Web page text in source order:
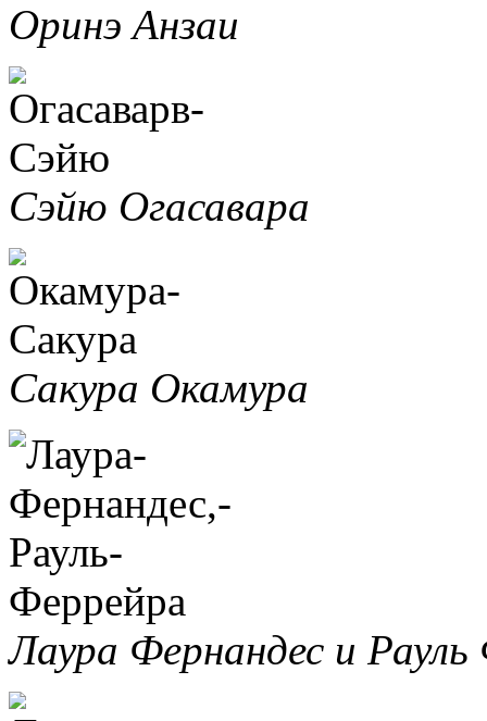
Оринэ Анзаи
Сэйю Огасавара
Сакура Окамура
Лаура Фернандес и